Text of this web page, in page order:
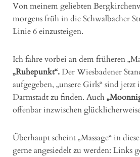
Von meinem geliebten
morgens früh in die Schwalbacher
Linie 6 einzusteigen.
Ich fahre vorbei an dem früheren
„Ruhepunkt“.Der Wiesbadener
aufgegeben, „unsere Girls“ sind
Darmstadt zu finden. Auch
offenbar inzwischen
Überhaupt scheint „Massage“ in
gerne angesiedelt zu werden: Links